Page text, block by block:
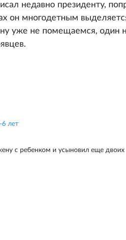
недавно президенту,
он многодетным
уже не помещаемся, один
6 лет
с ребенком и усыновил еще двоих